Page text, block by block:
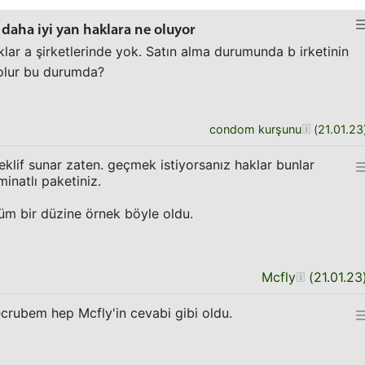
iyi yan haklara ne oluyor
a şirketlerinde yok. Satın alma durumunda b irketinin
bu durumda?
condom kurşunu (21.01.23
sunar zaten. geçmek istiyorsanız haklar bunlar
paketiniz.
bir düzine örnek böyle oldu.
Mcfly (21.01.23
hep Mcfly'in cevabi gibi oldu.